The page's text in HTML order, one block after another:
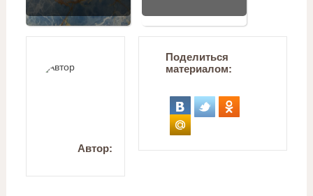
Автор:
Поделиться
материалом: